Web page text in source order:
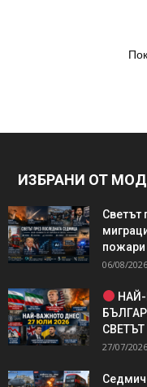
ИЗБРАНИ ОТ
Светът
пожари
06/08/2026
СВЕТЪТ
27/07/2026